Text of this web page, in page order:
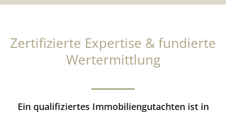
Zertifizierte Expertise & fundierte
Wertermittlung
Ein qualifiziertes Immobiliengutachten ist in